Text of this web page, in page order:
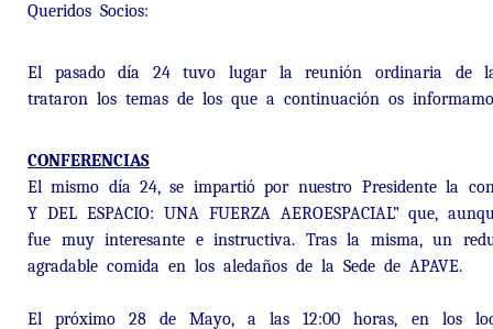
Queridos Socios:
El pasado día 24 tuvo lugar la reunión ordinaria de
trataron los temas de los que a continuación os
CONFERENCIAS
El mismo día 24, se impartió por nuestro Presidente la
Y DEL ESPACIO: UNA FUERZA AEROESPACIAL” que,
fue muy interesante e instructiva. Tras la misma, un
agradable comida en los aledaños de la Sede de APAVE.
El próximo 28 de Mayo, a las 12:00 horas, en los